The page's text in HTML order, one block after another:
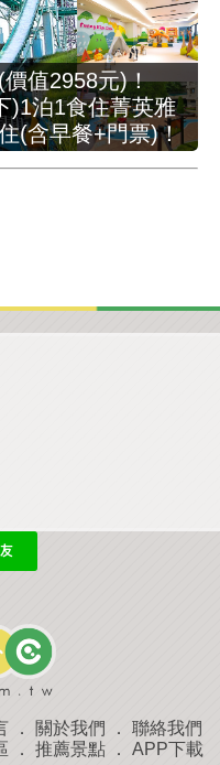
值2958元)！
)1泊1食住菁英雅
(含早餐+門票)！
． 關於我們 ． 聯絡我們
． 推薦景點． APP下載